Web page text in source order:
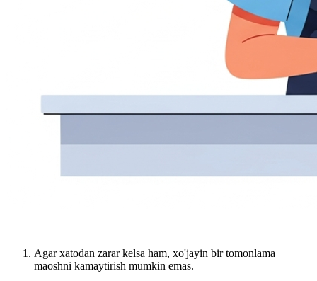
Agar xatodan zarar kelsa ham, xo'jayin bir tomonlama
maoshni kamaytirish mumkin emas.